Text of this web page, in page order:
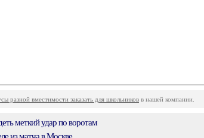
разной вместимости заказать для школьников в нашей компании.
меткий удар по воротам